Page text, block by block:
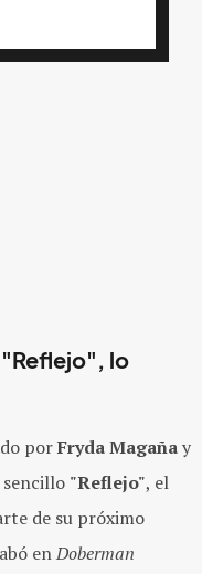
lo
porFryda Magañay
"Reflejo", el
de su próximo
enDoberman